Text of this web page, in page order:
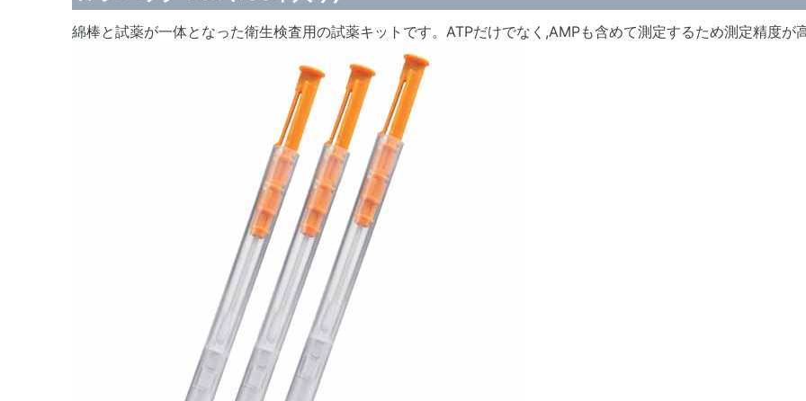
綿棒と試薬が一体となった衛生検査用の試薬キットです。ATPだけでなく,AMPも含めて測定するため測定精度が